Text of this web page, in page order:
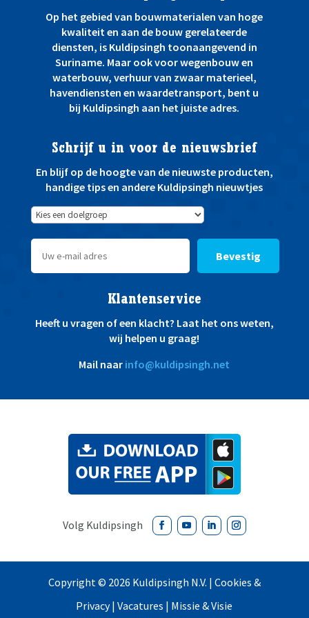
Op het gebied van bouwmaterialen van hoge
kwaliteit en aan de bouw gerelateerde
diensten, is Kuldipsingh toonaangevend in
Suriname. Maar ook voor wegenbouw en
waterbouw, verhuur van zwaar materieel,
havendiensten en waardetransport, bent u
bij Kuldipsingh aan het juiste adres.
Schrijf u in voor de nieuwsbrief
En blijf op de hoogte van de nieuwste producten,
handige tips en andere Kuldipsingh nieuwtjes
Bevestig
Klantenservice
Heeft u vragen of een klacht? Laat het ons weten,
wij helpen u graag!
Mail naar info@kuldipsingh.net
Copyright © 2026 Kuldipsingh N.V. | Cookies &
Privacy|Vacatures | Missie & Visie